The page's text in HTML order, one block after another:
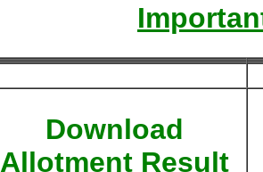
Download
Allotment Result